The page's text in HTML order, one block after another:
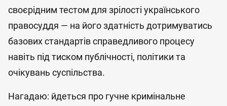
своєрідним тестом для зрілості українського
правосуддя — на його здатність дотримуватись
базових стандартів справедливого процесу
навіть під тиском публічності, політики та
очікувань суспільства.
Нагадаю: йдеться про гучне кримінальне